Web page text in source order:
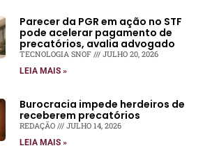
Parecer da PGR em ação no STF
pode acelerar pagamento de
precatórios, avalia advogado
TECNOLOGIA SNOF JULHO 20, 2026
LEIA MAIS »
Burocracia impede herdeiros de
receberem precatórios
REDAÇÃO JULHO 14, 2026
LEIA MAIS »